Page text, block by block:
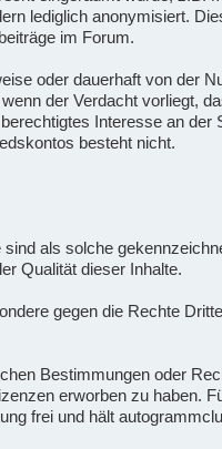
lediglich anonymisiert.
im Forum.
oder dauerhaft von der
der Verdacht vorliegt,
Interesse an der
besteht nicht.
als solche
Qualität dieser Inhalte.
gegen die Rechte
Bestimmungen oder
erworben zu haben.
frei und hält